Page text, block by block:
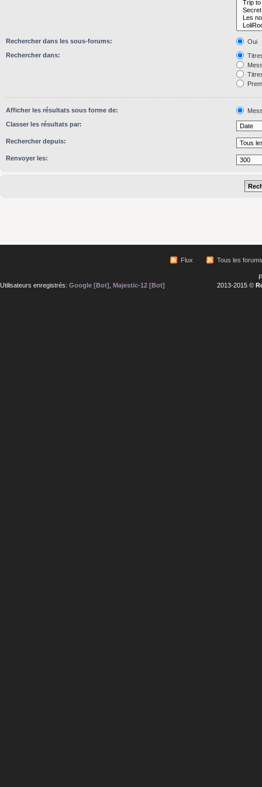
Rechercher dans les sous-forums:
Oui
Rechercher dans:
Afficher les résultats sous forme de:
Classer les résultats par:
Rechercher depuis:
Renvoyer les:
Flux Tous les forums
Utilisateurs enregistrés: Google [Bot] Majestic-12 [Bot]
2013-2015 ©